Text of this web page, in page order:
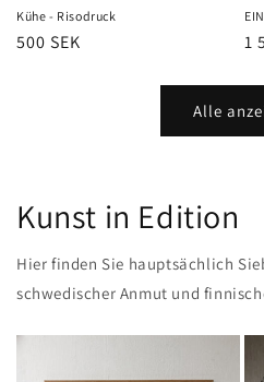
Kühe - Risodruck
Normaler
500 SEK 1
Alle
Kunst in Edition
Hier finden Sie hauptsächlich
schwedischer Anmut und